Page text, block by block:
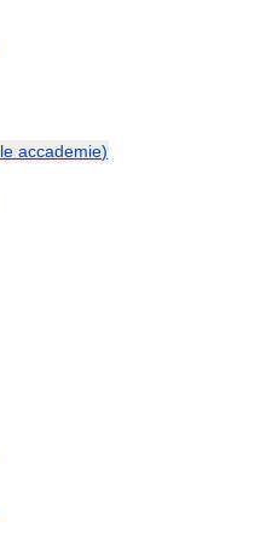
le accademie)